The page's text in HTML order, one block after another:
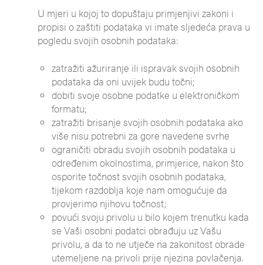
U mjeri u kojoj to dopuštaju primjenjivi zakoni i
propisi o zaštiti podataka vi imate sljedeća prava u
pogledu svojih osobnih podataka:
zatražiti ažuriranje ili ispravak svojih osobnih
podataka da oni uvijek budu točni;
dobiti svoje osobne podatke u elektroničkom
formatu;
zatražiti brisanje svojih osobnih podataka ako
više nisu potrebni za gore navedene svrhe
ograničiti obradu svojih osobnih podataka u
određenim okolnostima, primjerice, nakon što
osporite točnost svojih osobnih podataka,
tijekom razdoblja koje nam omogućuje da
provjerimo njihovu točnost;
povući svoju privolu u bilo kojem trenutku kada
se Vaši osobni podatci obrađuju uz Vašu
privolu, a da to ne utječe na zakonitost obrade
utemeljene na privoli prije njezina povlačenja.